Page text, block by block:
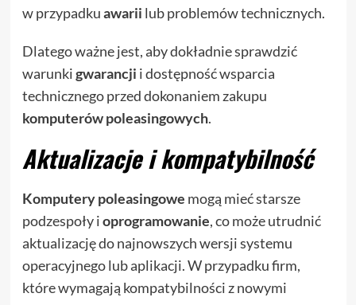
w przypadkuawarii lub problemów technicznych.
Dlatego ważne jest, aby dokładnie sprawdzić
warunkigwarancji i dostępność wsparcia
technicznego przed dokonaniem zakupu
komputerów poleasingowych.
Aktualizacje i kompatybilność
Komputery poleasingowe mogą mieć starsze
podzespoły ioprogramowanie, co może utrudnić
aktualizację do najnowszych wersji systemu
operacyjnego lub aplikacji. W przypadku firm,
które wymagają kompatybilności z nowymi